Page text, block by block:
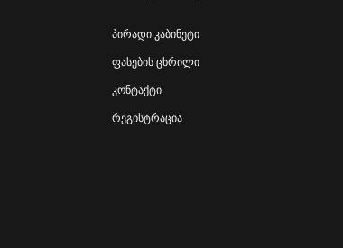
პირადი კაბინეტი
ფასების ცხრილი
კონტაქტი
რეგისტრაცია